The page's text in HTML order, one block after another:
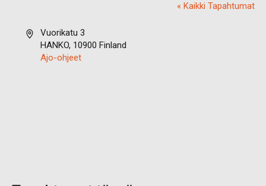
« Kaikki Tapahtumat
O
Vuorikatu 3
HANKO, 10900 Finland
Ajo-ohjeet